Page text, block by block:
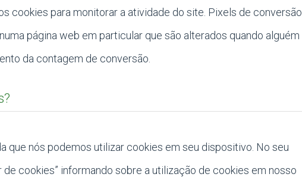
cookies para monitorar a atividade do site. Pixels de conversão
página web em particular que são alterados quando alguém
da contagem de conversão.
que nós podemos utilizar cookies em seu dispositivo. No seu
de cookies” informando sobre a utilização de cookies em nosso